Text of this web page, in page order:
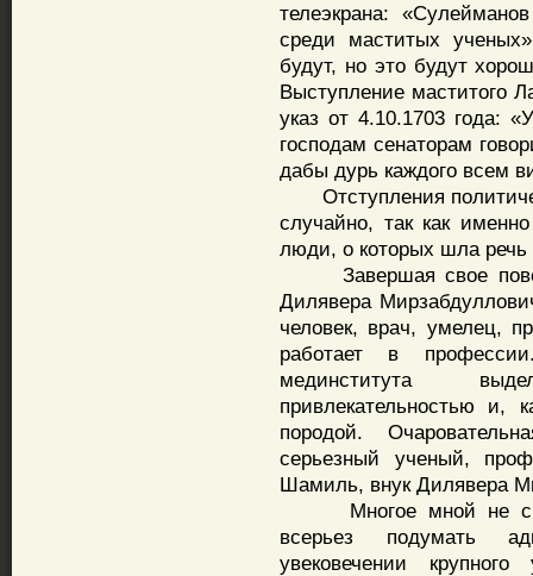
телеэкрана:
среди маститых
будут, но это будут
Выступление маститого
указ от 4.10.1703 года:
господам сенаторам
дабы дурь каждого всем
Отступления
случайно, так как
люди, о которых шла речь
Завершая свое
Дилявера
человек, врач, умелец,
работает в
мединститута
привлекательностью и,
породой.
серьезный ученый,
Шамиль, внук Дилявера
Многое мной не
всерьез подумать
увековечении